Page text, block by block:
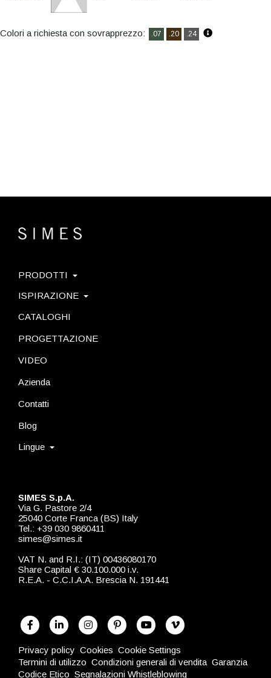
Colori a richiesta con sovrapprezzo: .07 .20 .24
SIMES S.p.A.
Via G. Pastore 2/4
25040 Corte Franca (BS) Italy
Tel.: +39 030 9860411
simes@simes.it
VAT N. and R.I.: (IT) 00436080170
Share Capital € 30.100.000 i.v.
R.E.A. - C.C.I.A.A. Brescia N. 191441
PRODOTTI
ISPIRAZIONE
CATALOGHI
PROGETTAZIONE
VIDEO
Azienda
Contatti
Blog
Lingue
Privacy policy Cookies Cookie Settings
Termini di utilizzo Condizioni generali di vendita Garanzia
Codice Etico Segnalazioni Whistleblowing